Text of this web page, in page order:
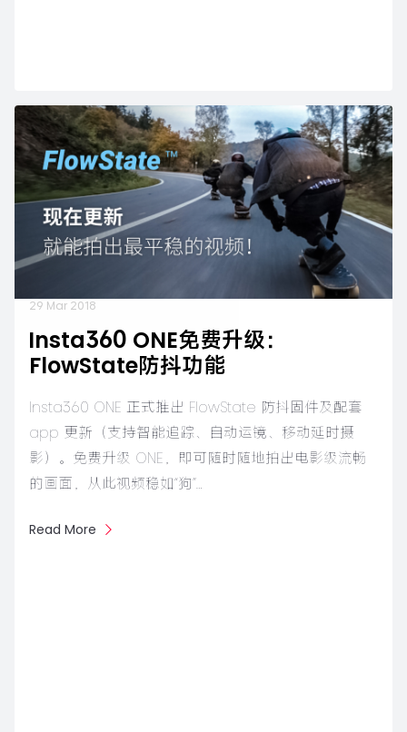
29 Mar 2018
Insta360 ONE免费升级：
FlowState防抖功能
​​Insta360 ONE 正式推出 FlowState 防抖固件及配套
app 更新（支持智能追踪、自动运镜、移动延时摄
影）。免费升级 ONE，即可随时随地拍出电影级流畅
的画面，从此视频稳如“狗”…
Read More